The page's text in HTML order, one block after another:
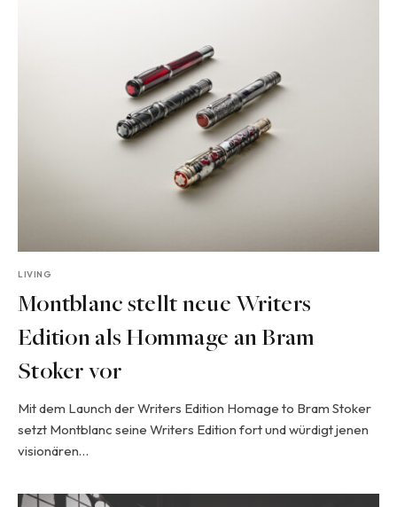
LIVING
Montblanc stellt neue Writers
Edition als Hommage an Bram
Stoker vor
Mit dem Launch der Writers Edition Homage to Bram Stoker
setzt Montblanc seine Writers Edition fort und würdigt jenen
visionären…